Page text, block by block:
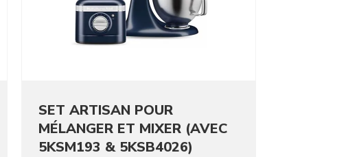
SET ARTISAN POUR
MÉLANGER ET MIXER (AVEC
5KSM193 & 5KSB4026)